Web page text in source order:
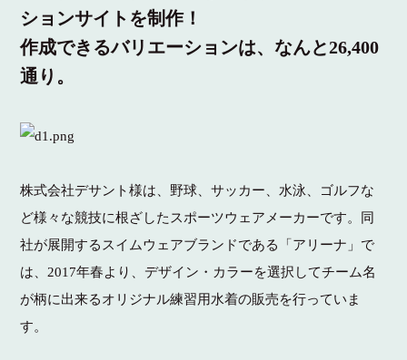
ションサイトを制作！
作成できるバリエーションは、なんと26,400
通り。
株式会社デサント様は、野球、サッカー、水泳、ゴルフな
ど様々な競技に根ざしたスポーツウェアメーカーです。同
社が展開するスイムウェアブランドである「アリーナ」で
は、2017年春より、デザイン・カラーを選択してチーム名
が柄に出来るオリジナル練習用水着の販売を行っていま
す。